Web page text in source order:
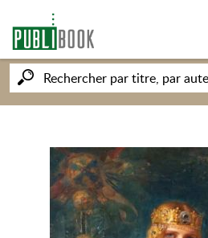
SOCIÉTÉ DES
CONNAISSANCES